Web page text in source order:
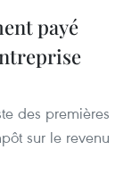
payé
des premières
sur le revenu